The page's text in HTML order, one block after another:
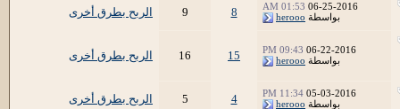
06-25-2016
01:53 AM
بواسطة herooo
8
9 الربح بطرق أخرى
06-22-2016
09:43 PM
بواسطة herooo
15
16 الربح بطرق أخرى
05-03-2016
11:34 PM
بواسطة herooo
4
5 الربح بطرق أخرى